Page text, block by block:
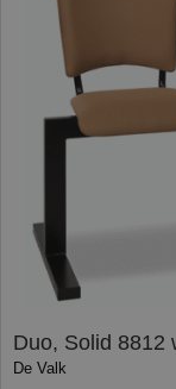
Duo, Solid 8812
De Valk